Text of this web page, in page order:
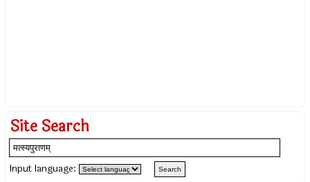
Site Search
Input language: